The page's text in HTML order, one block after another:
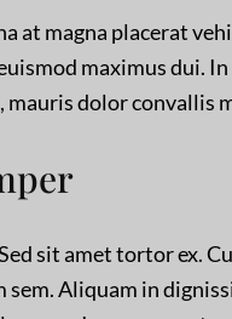
at magna placerat
maximus dui.
dolor convallis
sit amet tortor ex.
Aliquam in